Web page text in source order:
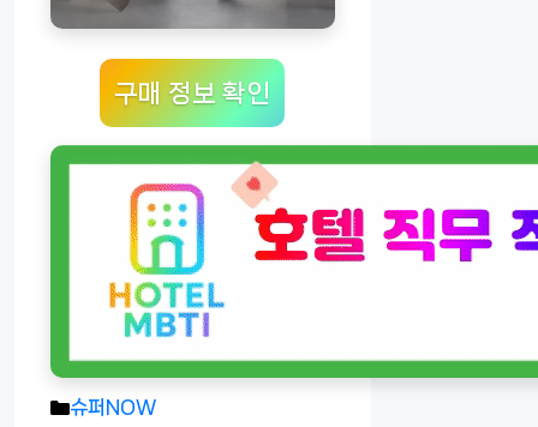
구매 정보 확인
카
슈퍼NOW